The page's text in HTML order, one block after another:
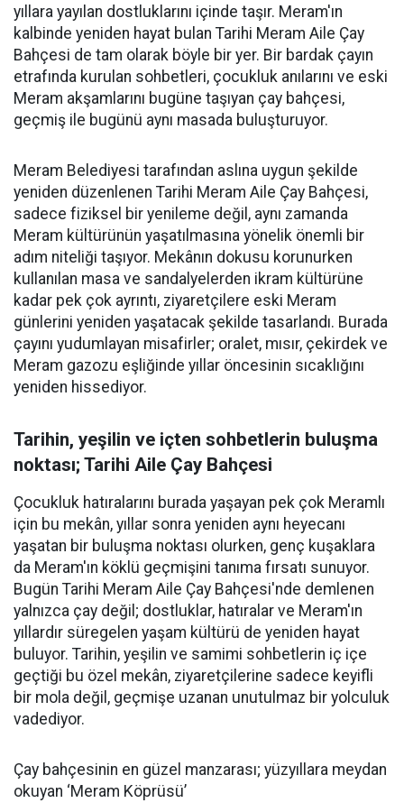
yıllara yayılan dostluklarını içinde taşır. Meram'ın
kalbinde yeniden hayat bulan Tarihi Meram Aile Çay
Bahçesi de tam olarak böyle bir yer. Bir bardak çayın
etrafında kurulan sohbetleri, çocukluk anılarını ve eski
Meram akşamlarını bugüne taşıyan çay bahçesi,
geçmiş ile bugünü aynı masada buluşturuyor.
Meram Belediyesi tarafından aslına uygun şekilde
yeniden düzenlenen Tarihi Meram Aile Çay Bahçesi,
sadece fiziksel bir yenileme değil, aynı zamanda
Meram kültürünün yaşatılmasına yönelik önemli bir
adım niteliği taşıyor. Mekânın dokusu korunurken
kullanılan masa ve sandalyelerden ikram kültürüne
kadar pek çok ayrıntı, ziyaretçilere eski Meram
günlerini yeniden yaşatacak şekilde tasarlandı. Burada
çayını yudumlayan misafirler; oralet, mısır, çekirdek ve
Meram gazozu eşliğinde yıllar öncesinin sıcaklığını
yeniden hissediyor.
Tarihin, yeşilin ve içten sohbetlerin buluşma
noktası; Tarihi Aile Çay Bahçesi
Çocukluk hatıralarını burada yaşayan pek çok Meramlı
için bu mekân, yıllar sonra yeniden aynı heyecanı
yaşatan bir buluşma noktası olurken, genç kuşaklara
da Meram'ın köklü geçmişini tanıma fırsatı sunuyor.
Bugün Tarihi Meram Aile Çay Bahçesi'nde demlenen
yalnızca çay değil; dostluklar, hatıralar ve Meram'ın
yıllardır süregelen yaşam kültürü de yeniden hayat
buluyor. Tarihin, yeşilin ve samimi sohbetlerin iç içe
geçtiği bu özel mekân, ziyaretçilerine sadece keyifli
bir mola değil, geçmişe uzanan unutulmaz bir yolculuk
vadediyor.
Çay bahçesinin en güzel manzarası; yüzyıllara meydan
okuyan ‘Meram Köprüsü’